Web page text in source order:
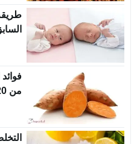
من 20 فائدة ستذهلك